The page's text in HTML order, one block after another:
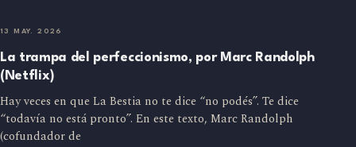
13 MAY. 2026
La trampa del perfeccionismo, por Marc Randolph
(Netflix)
Hay veces en que La Bestia no te dice “no podés”. Te dice
“todavía no está pronto”. En este texto, Marc Randolph
(cofundador de